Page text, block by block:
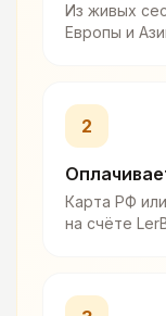
Из живых
Европы и
2
Карта РФ
на счёте